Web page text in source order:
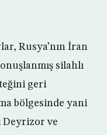
Rusya’nın İran
silahlı
geri
bölgesinde yani
Deyrizor ve